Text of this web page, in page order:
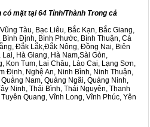
mặt tại 64 Tỉnh/Thành Trong cả
Tàu, Bạc Liêu, Bắc Kạn, Bắc Giang,
Bình Định, Bình Phước, Bình Thuận, Cà
Đắk Lắk,Đắk Nông, Đồng Nai, Biên
Hà Giang, Hà Nam,Sài Gòn,
Kon Tum, Lai Châu, Lào Cai, Lạng Sơn,
Định, Nghệ An, Ninh Bình, Ninh Thuận,
Nam, Quảng Ngãi, Quảng Ninh,
Ninh, Thái Bình, Thái Nguyên, Thanh
Quang, Vĩnh Long, Vĩnh Phúc, Yên